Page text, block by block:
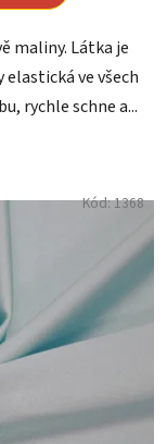
maliny. Látka je
ve všech
rychle schne a...
Kód:1368